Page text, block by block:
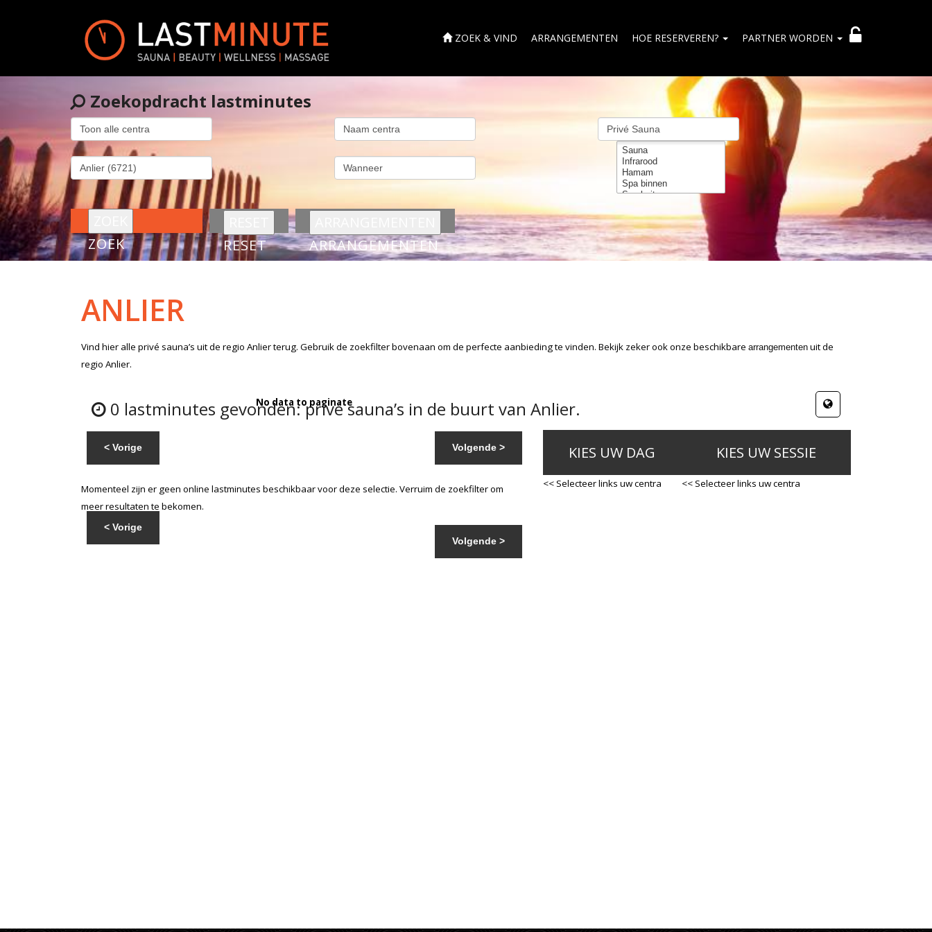
ZOEK & VIND ARRANGEMENTEN HOE RESERVEREN? PARTNER WORDEN
Zoekopdracht lastminutes
ZOEK RESET ARRANGEMENTEN
ANLIER
Vind hier alle privé sauna’s uit de regio Anlierterug. Gebruik de zoekfilter bovenaan om de perfecte aanbieding te vinden. Bekijk zeker ook onze beschikbare arrangementen uit de
regio Anlier.
0 lastminutes gevonden: privé sauna’s in de buurt van Anlier.
< Vorige Volgende >
No data to paginate
Momenteel zijn er geen online lastminutes beschikbaar voor deze selectie. Verruim de zoekfilter om
meer resultaten te bekomen.
< Vorige
Volgende >
KIES UW DAG
<< Selecteer links uw centra
KIES UW SESSIE
<< Selecteer links uw centra